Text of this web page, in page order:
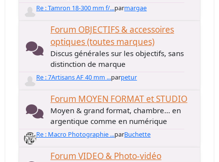
Re : Tamron 18-300 mm f/...parmargae
Forum OBJECTIFS & accessoires
optiques (toutes marques)
Discus générales sur les objectifs, sans
distinction de marque
Re : 7Artisans AF 40 mm ...parpetur
Forum MOYEN FORMAT et STUDIO
Moyen & grand format, chambre... en
argentique comme en numérique
Re : Macro Photographie ...parBuchette
Forum VIDEO & Photo-vidéo